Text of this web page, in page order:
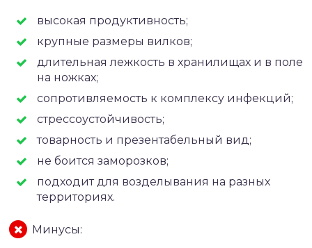
высокая продуктивность;
крупные размеры вилков;
длительная лежкость в хранилищах и в поле
на ножках;
сопротивляемость к комплексу инфекций;
стрессоустойчивость;
товарность и презентабельный вид;
не боится заморозков;
подходит для возделывания на разных
территориях.
Минусы: